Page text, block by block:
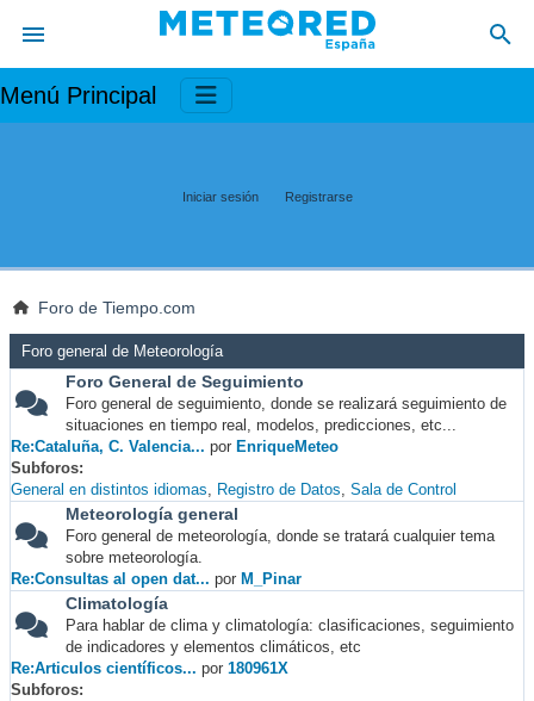
Menú Principal
Iniciar sesión Registrarse
Foro de Tiempo.com
Foro general de Meteorología
Foro General de Seguimiento
Foro general de seguimiento, donde se realizará seguimiento de
situaciones en tiempo real, modelos, predicciones, etc...
Re:Cataluña, C. Valencia... por EnriqueMeteo
Subforos
General en distintos idiomas
Registro de Datos Sala de Control
Meteorología general
Foro general de meteorología, donde se tratará cualquier tema
sobre meteorología.
Re:Consultas al open dat... por M_Pinar
Climatología
Para hablar de clima y climatología: clasificaciones, seguimiento
de indicadores y elementos climáticos, etc
Re:Articulos científicos... por 180961X
Subforos